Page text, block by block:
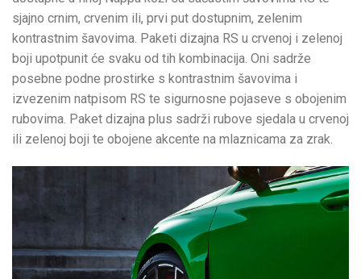
sjajno crnim, crvenim ili, prvi put dostupnim, zelenim
kontrastnim šavovima. Paketi dizajna RS u crvenoj i zelenoj
boji upotpunit će svaku od tih kombinacija. Oni sadrže
posebne podne prostirke s kontrastnim šavovima i
izvezenim natpisom RS te sigurnosne pojaseve s obojenim
rubovima. Paket dizajna plus sadrži rubove sjedala u crvenoj
ili zelenoj boji te obojene akcente na mlaznicama za zrak.